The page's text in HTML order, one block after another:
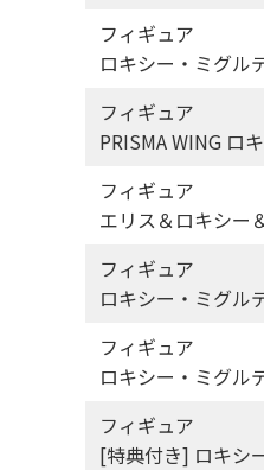
フィギュア
ロキシー・ミグル
フィギュア
PRISMA WING ロ
フィギュア
エリス＆ロキシー
フィギュア
ロキシー・ミグル
フィギュア
ロキシー・ミグル
フィギュア
[特典付き] ロキシ